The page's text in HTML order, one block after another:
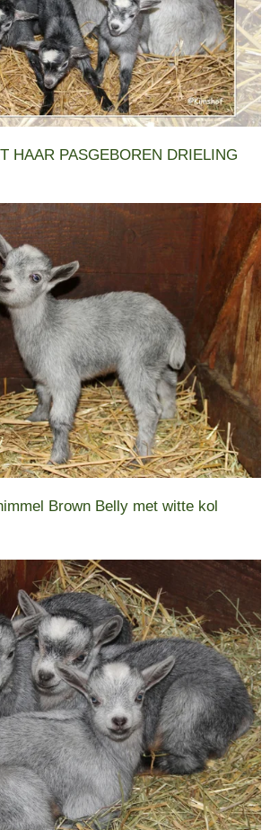
HAAR PASGEBOREN DRIELING
Brown Belly met witte kol